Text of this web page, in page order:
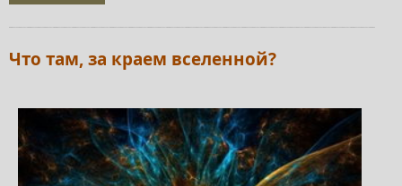
Что там, за краем вселенной?